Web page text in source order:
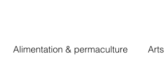
Alimentation & permaculture